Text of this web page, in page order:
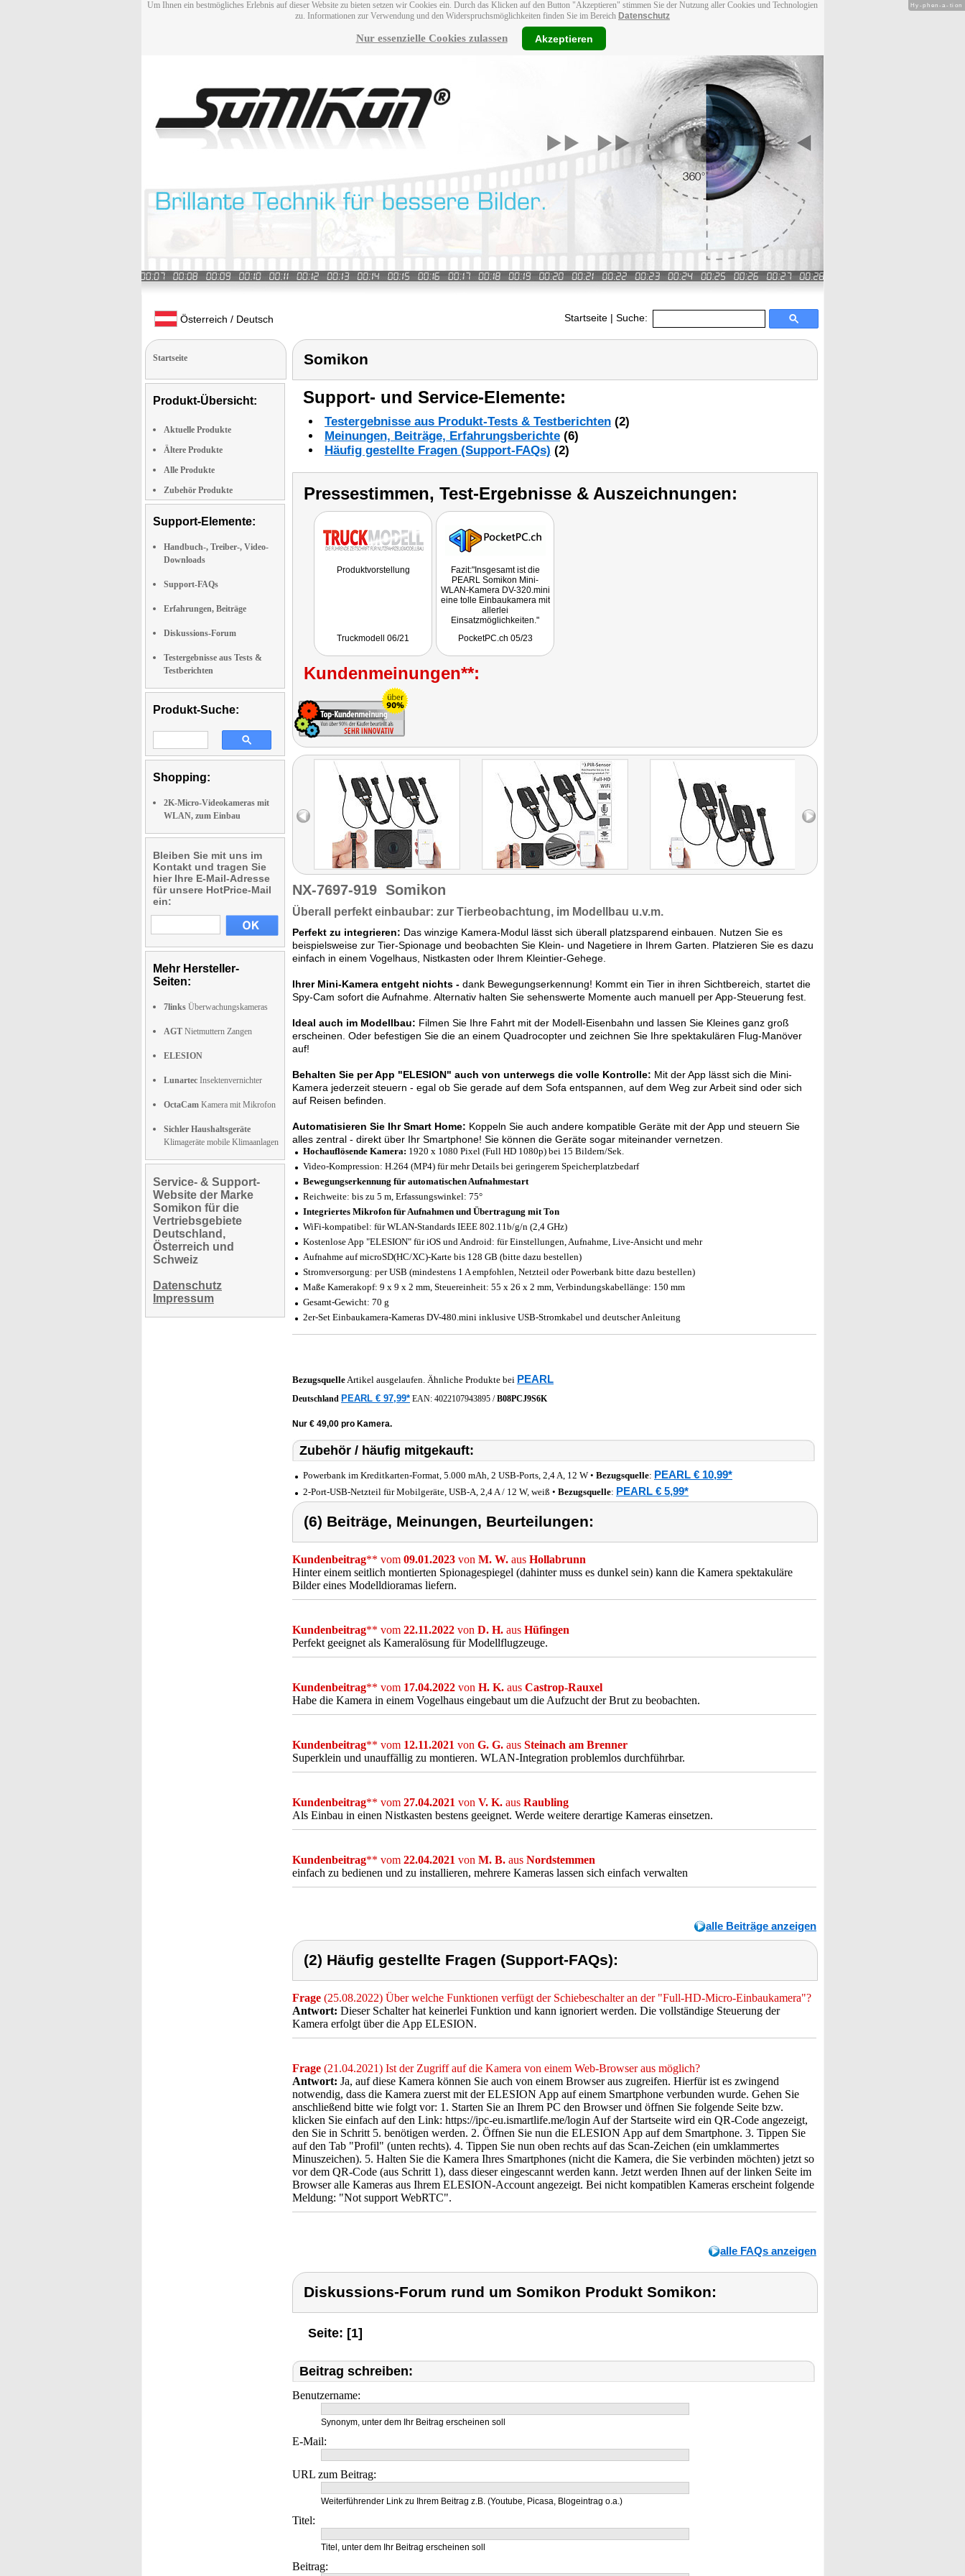
Um Ihnen ein bestmögliches Erlebnis auf dieser Website zu bieten setzen wir Cookies ein. Durch das Klicken auf den Button "Akzeptieren" stimmen Sie der Nutzung aller Cookies und Technologien
zu. Informationen zur Verwendung und den Widerspruchsmöglichkeiten finden Sie im Bereich Datenschutz
Nur essenzielle Cookies zulassen Akzeptieren
Österreich / Deutsch Startseite | Suche:
Startseite
Produkt-Übersicht:
Aktuelle Produkte
Ältere Produkte
Alle Produkte
Zubehör Produkte
Support-Elemente:
Handbuch-, Treiber-, Video-
Downloads
Support-FAQs
Erfahrungen, Beiträge
Diskussions-Forum
Testergebnisse aus Tests &
Testberichten
Produkt-Suche:
Shopping:
2K-Micro-Videokameras mit
WLAN, zum Einbau
Bleiben Sie mit uns im
Kontakt und tragen Sie
hier Ihre E-Mail-Adresse
für unsere HotPrice-Mail
ein:
Mehr Hersteller-
Seiten:
7links Überwachungskameras
AGT Nietmuttern Zangen
ELESION
Lunartec Insektenvernichter
OctaCam Kamera mit Mikrofon
Sichler Haushaltsgeräte
Klimageräte mobile Klimaanlagen
Service- & Support-
Website der Marke
Somikon für die
Vertriebsgebiete
Deutschland,
Österreich und
Schweiz
Datenschutz
Impressum
Somikon
Support- und Service-Elemente:
Testergebnisse aus Produkt-Tests & Testberichten (2)
Meinungen, Beiträge, Erfahrungsberichte (6)
Häufig gestellte Fragen (Support-FAQs) (2)
Pressestimmen, Test-Ergebnisse & Auszeichnungen:
Produktvorstellung
Truckmodell 06/21
Fazit:"Insgesamt ist die
PEARL Somikon Mini-
WLAN-Kamera DV-320.mini
eine tolle Einbaukamera mit
allerlei
Einsatzmöglichkeiten."
PocketPC.ch 05/23
Kundenmeinungen**:
NX-7697-919 Somikon
Überall perfekt einbaubar: zur Tierbeobachtung, im Modellbau u.v.m.
Perfekt zu integrieren: Das winzige Kamera-Modul lässt sich überall platzsparend einbauen. Nutzen Sie es
beispielsweise zur Tier-Spionage und beobachten Sie Klein- und Nagetiere in Ihrem Garten. Platzieren Sie es dazu
einfach in einem Vogelhaus, Nistkasten oder Ihrem Kleintier-Gehege.
Ihrer Mini-Kamera entgeht nichts - dank Bewegungserkennung! Kommt ein Tier in ihren Sichtbereich, startet die
Spy-Cam sofort die Aufnahme. Alternativ halten Sie sehenswerte Momente auch manuell per App-Steuerung fest.
Ideal auch im Modellbau: Filmen Sie Ihre Fahrt mit der Modell-Eisenbahn und lassen Sie Kleines ganz groß
erscheinen. Oder befestigen Sie die an einem Quadrocopter und zeichnen Sie Ihre spektakulären Flug-Manöver
auf!
Behalten Sie per App "ELESION" auch von unterwegs die volle Kontrolle: Mit der App lässt sich die Mini-
Kamera jederzeit steuern - egal ob Sie gerade auf dem Sofa entspannen, auf dem Weg zur Arbeit sind oder sich
auf Reisen befinden.
Automatisieren Sie Ihr Smart Home: Koppeln Sie auch andere kompatible Geräte mit der App und steuern Sie
alles zentral - direkt über Ihr Smartphone! Sie können die Geräte sogar miteinander vernetzen.
Hochauflösende Kamera: 1920 x 1080 Pixel (Full HD 1080p) bei 15 Bildern/Sek.
Video-Kompression: H.264 (MP4) für mehr Details bei geringerem Speicherplatzbedarf
Bewegungserkennung für automatischen Aufnahmestart
Reichweite: bis zu 5 m, Erfassungswinkel: 75°
Integriertes Mikrofon für Aufnahmen und Übertragung mit Ton
WiFi-kompatibel: für WLAN-Standards IEEE 802.11b/g/n (2,4 GHz)
Kostenlose App "ELESION" für iOS und Android: für Einstellungen, Aufnahme, Live-Ansicht und mehr
Aufnahme auf microSD(HC/XC)-Karte bis 128 GB (bitte dazu bestellen)
Stromversorgung: per USB (mindestens 1 A empfohlen, Netzteil oder Powerbank bitte dazu bestellen)
Maße Kamerakopf: 9 x 9 x 2 mm, Steuereinheit: 55 x 26 x 2 mm, Verbindungskabellänge: 150 mm
Gesamt-Gewicht: 70 g
2er-Set Einbaukamera-Kameras DV-480.mini inklusive USB-Stromkabel und deutscher Anleitung
BezugsquelleArtikel ausgelaufen. Ähnliche Produkte bei PEARL
Deutschland PEARL € 97,99* EAN: 4022107943895 /B08PCJ9S6K
Nur € 49,00 pro Kamera.
Zubehör / häufig mitgekauft:
Powerbank im Kreditkarten-Format, 5.000 mAh, 2 USB-Ports, 2,4 A, 12 W • Bezugsquelle: PEARL € 10,99*
2-Port-USB-Netzteil für Mobilgeräte, USB-A, 2,4 A / 12 W, weiß • Bezugsquelle: PEARL € 5,99*
(6) Beiträge, Meinungen, Beurteilungen:
Kundenbeitrag** vom 09.01.2023 von M. W. aus Hollabrunn
Hinter einem seitlich montierten Spionagespiegel (dahinter muss es dunkel sein) kann die Kamera spektakuläre
Bilder eines Modelldioramas liefern.
Kundenbeitrag** vom 22.11.2022 von D. H. aus Hüfingen
Perfekt geeignet als Kameralösung für Modellflugzeuge.
Kundenbeitrag** vom 17.04.2022 von H. K. aus Castrop-Rauxel
Habe die Kamera in einem Vogelhaus eingebaut um die Aufzucht der Brut zu beobachten.
Kundenbeitrag** vom 12.11.2021 von G. G. aus Steinach am Brenner
Superklein und unauffällig zu montieren. WLAN-Integration problemlos durchführbar.
Kundenbeitrag** vom 27.04.2021 von V. K. aus Raubling
Als Einbau in einen Nistkasten bestens geeignet. Werde weitere derartige Kameras einsetzen.
Kundenbeitrag** vom 22.04.2021 von M. B. aus Nordstemmen
einfach zu bedienen und zu installieren, mehrere Kameras lassen sich einfach verwalten
alle Beiträge anzeigen
(2) Häufig gestellte Fragen (Support-FAQs):
Frage (25.08.2022) Über welche Funktionen verfügt der Schiebeschalter an der "Full-HD-Micro-Einbaukamera"?
Antwort: Dieser Schalter hat keinerlei Funktion und kann ignoriert werden. Die vollständige Steuerung der
Kamera erfolgt über die App ELESION.
Frage (21.04.2021) Ist der Zugriff auf die Kamera von einem Web-Browser aus möglich?
Antwort: Ja, auf diese Kamera können Sie auch von einem Browser aus zugreifen. Hierfür ist es zwingend
notwendig, dass die Kamera zuerst mit der ELESION App auf einem Smartphone verbunden wurde. Gehen Sie
anschließend bitte wie folgt vor: 1. Starten Sie an Ihrem PC den Browser und öffnen Sie folgende Seite bzw.
klicken Sie einfach auf den Link: https://ipc-eu.ismartlife.me/login Auf der Startseite wird ein QR-Code angezeigt,
den Sie in Schritt 5. benötigen werden. 2. Öffnen Sie nun die ELESION App auf dem Smartphone. 3. Tippen Sie
auf den Tab "Profil" (unten rechts). 4. Tippen Sie nun oben rechts auf das Scan-Zeichen (ein umklammertes
Minuszeichen). 5. Halten Sie die Kamera Ihres Smartphones (nicht die Kamera, die Sie verbinden möchten) jetzt so
vor dem QR-Code (aus Schritt 1), dass dieser eingescannt werden kann. Jetzt werden Ihnen auf der linken Seite im
Browser alle Kameras aus Ihrem ELESION-Account angezeigt. Bei nicht kompatiblen Kameras erscheint folgende
Meldung: "Not support WebRTC".
alle FAQs anzeigen
Diskussions-Forum rund um Somikon Produkt Somikon:
Seite: [1]
Beitrag schreiben:
Benutzername:
Synonym, unter dem Ihr Beitrag erscheinen soll
E-Mail:
URL zum Beitrag:
Weiterführender Link zu Ihrem Beitrag z.B. (Youtube, Picasa, Blogeintrag o.a.)
Titel:
Titel, unter dem Ihr Beitrag erscheinen soll
Beitrag:
Hy-phen-a-tion